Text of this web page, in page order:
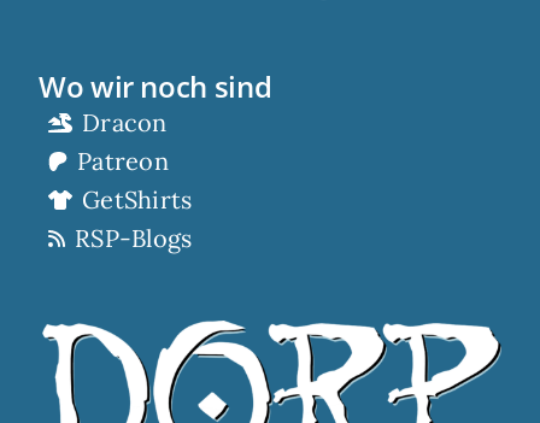
Wo wir noch sind
Dracon
Patreon
GetShirts
RSP-Blogs